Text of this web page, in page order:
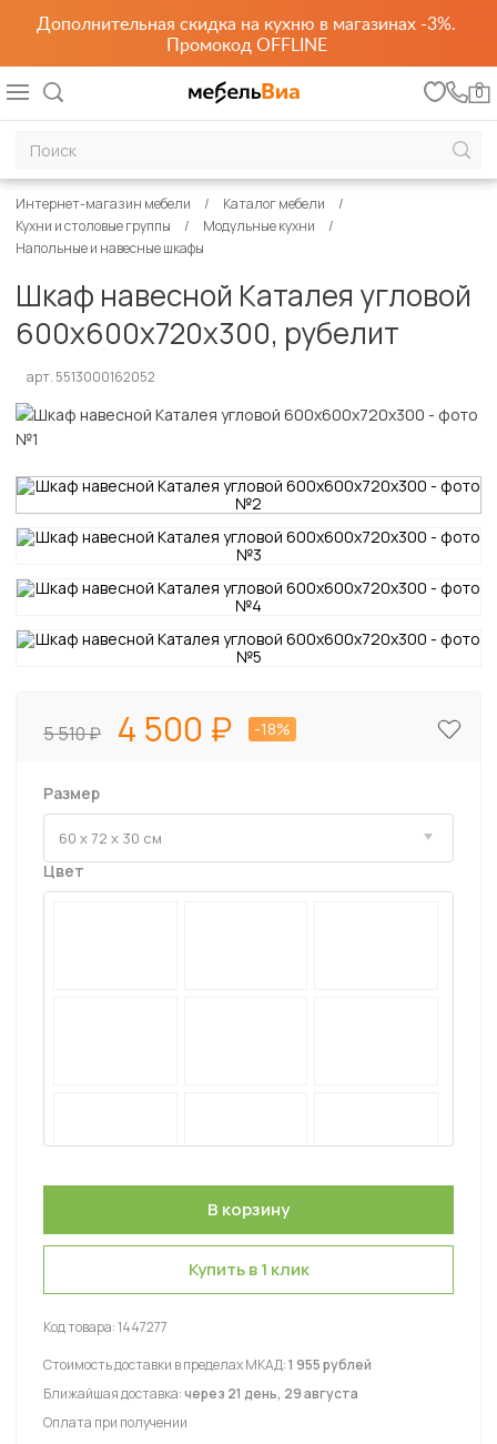
Дополнительная скидка на кухню в магазинах -3%.
Промокод OFFLINE
0
Интернет-магазин мебели
Каталог мебели
Кухни и столовые группы
Модульные кухни
Напольные и навесные шкафы
Шкаф навесной Каталея угловой
600х600х720х300, рубелит
арт. 5513000162052
5 510 4 500 -18%
Размер
Цвет
Купить в 1 клик
Код товара:1447277
Стоимость доставки в пределах МКАД:1 955 рублей
Ближайшая доставка:через 21 день, 29 августа
Оплата при получении